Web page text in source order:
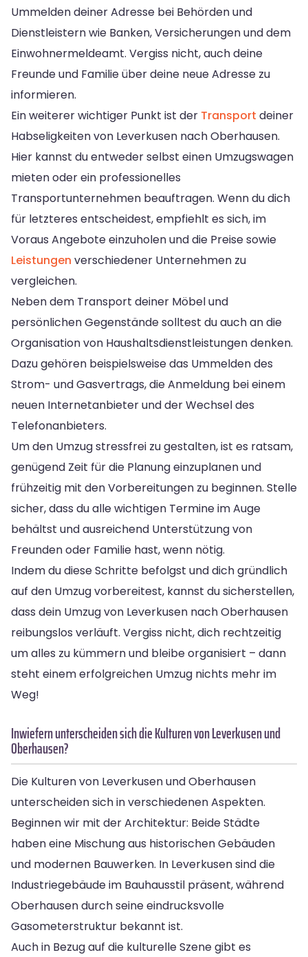
Ummelden deiner Adresse bei Behörden und
Dienstleistern wie Banken, Versicherungen und dem
Einwohnermeldeamt. Vergiss nicht, auch deine
Freunde und Familie über deine neue Adresse zu
informieren.
Ein weiterer wichtiger Punkt ist der Transport deiner
Habseligkeiten von Leverkusen nach Oberhausen.
Hier kannst du entweder selbst einen Umzugswagen
mieten oder ein professionelles
Transportunternehmen beauftragen. Wenn du dich
für letzteres entscheidest, empfiehlt es sich, im
Voraus Angebote einzuholen und die Preise sowie
Leistungen verschiedener Unternehmen zu
vergleichen.
Neben dem Transport deiner Möbel und
persönlichen Gegenstände solltest du auch an die
Organisation von Haushaltsdienstleistungen denken.
Dazu gehören beispielsweise das Ummelden des
Strom- und Gasvertrags, die Anmeldung bei einem
neuen Internetanbieter und der Wechsel des
Telefonanbieters.
Um den Umzug stressfrei zu gestalten, ist es ratsam,
genügend Zeit für die Planung einzuplanen und
frühzeitig mit den Vorbereitungen zu beginnen. Stelle
sicher, dass du alle wichtigen Termine im Auge
behältst und ausreichend Unterstützung von
Freunden oder Familie hast, wenn nötig.
Indem du diese Schritte befolgst und dich gründlich
auf den Umzug vorbereitest, kannst du sicherstellen,
dass dein Umzug von Leverkusen nach Oberhausen
reibungslos verläuft. Vergiss nicht, dich rechtzeitig
um alles zu kümmern und bleibe organisiert – dann
steht einem erfolgreichen Umzug nichts mehr im
Weg!
Inwiefern unterscheiden sich die Kulturen von Leverkusen und
Oberhausen?
Die Kulturen von Leverkusen und Oberhausen
unterscheiden sich in verschiedenen Aspekten.
Beginnen wir mit der Architektur: Beide Städte
haben eine Mischung aus historischen Gebäuden
und modernen Bauwerken. In Leverkusen sind die
Industriegebäude im Bauhausstil präsent, während
Oberhausen durch seine eindrucksvolle
Gasometerstruktur bekannt ist.
Auch in Bezug auf die kulturelle Szene gibt es